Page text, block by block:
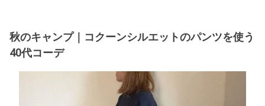
秋のキャンプ｜コクーンシルエットのパンツを使う
40代コーデ